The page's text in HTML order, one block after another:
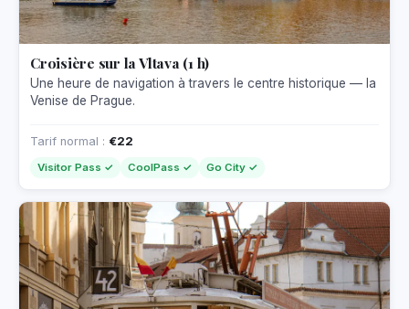
Croisière sur la Vltava (1 h)
Une heure de navigation à travers le centre historique — la
Venise de Prague.
Tarif normal : €22
Visitor Pass ✓ CoolPass ✓ Go City ✓